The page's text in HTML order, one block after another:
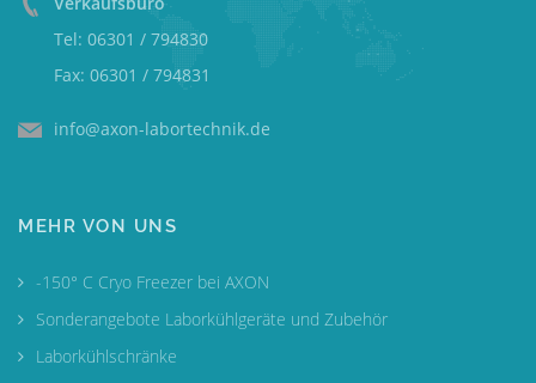
Tel: 06301 / 794830
Fax: 06301 / 794831
info@axon-labortechnik.de
MEHR VON UNS
-150° C Cryo Freezer bei AXON
Sonderangebote Laborkühlgeräte und Zubehör
Laborkühlschränke